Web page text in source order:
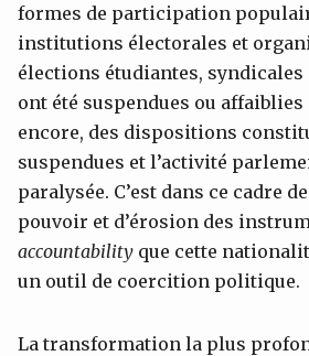
formes de participation
institutions électorales et
élections étudiantes,
ont été suspendues ou affaiblies
encore, des dispositions
suspendues et l’activité
paralysée. C’est dans ce cadre
pouvoir et d’érosion des
accountability que cette
un outil de coercition politique.
La transformation la plus